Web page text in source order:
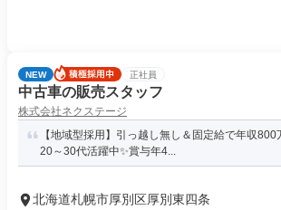
NEW 正社員
中古車の販売スタッフ
株式会社ネクステージ
【地域型採用】引っ越し無し＆固定給で年収800
20～30代活躍中✨賞与年4...
北海道札幌市厚別区厚別東四条